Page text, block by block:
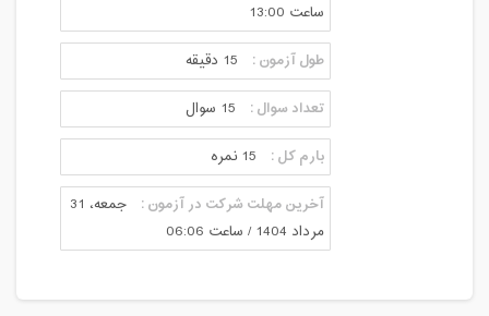
ساعت 13:00
طول آزمون : 15 دقیقه
تعداد سوال : 15 سوال
بارم کل : 15 نمره
آخرین مهلت شرکت در آزمون :
جمعه، 31
مرداد 1404 / ساعت 06:06